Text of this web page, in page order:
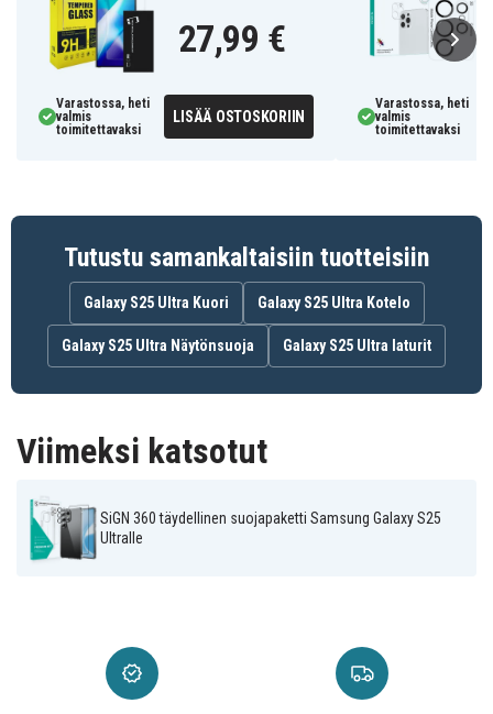
1 x kuori
1 x näytönsuoja
1 x linjasuoja
1 x täydellinen puhdistussarja
Tuotetyyppi Kuoret
SiGN
27,99 €
Varastossa, heti
valmis
toimitettavaksi
LISÄÄ OSTOSKORIIN
Varastossa, heti
valmis
toimitettavaksi
Tutustu samankaltaisiin tuotteisiin
Galaxy S25 Ultra Kuori Galaxy S25 Ultra Kotelo
Galaxy S25 Ultra Näytönsuoja Galaxy S25 Ultra laturit
Viimeksi katsotut
SiGN 360 täydellinen suojapaketti Samsung Galaxy S25
Ultralle